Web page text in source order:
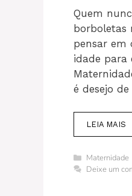
Quem
borboletas
pensar em
idade para
é desejo
LEIA MAIS
Categorias
Maternidade
Deixe um